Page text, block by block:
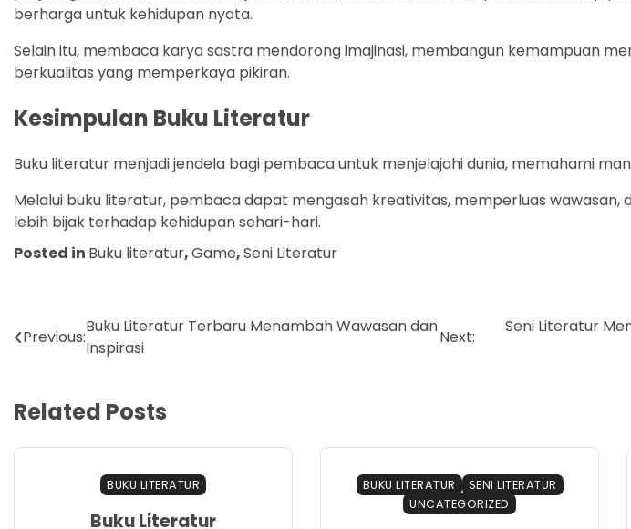
berharga untuk kehidupan nyata.
Selain itu, membaca karya sastra mendorong imajinasi, membangun kemampuan
berkualitas yang memperkaya pikiran.
Kesimpulan Buku Literatur
Buku literatur menjadi jendela bagi pembaca untuk menjelajahi dunia, memahami
Melalui buku literatur, pembaca dapat mengasah kreativitas, memperluas
lebih bijak terhadap kehidupan sehari-hari.
Posted in Buku literatur,Game,Seni Literatur
Navigasi
Previous:
Buku Literatur Terbaru Menambah Wawasan dan
Inspirasi
Next:
Seni Literatur
Related Posts
BUKU LITERATUR
Buku Literatur
BUKU LITERATUR
SENI LITERATUR
UNCATEGORIZED